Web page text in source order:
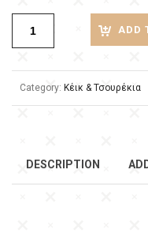
ADD
Category: Κέικ & Τσουρέκια
DESCRIPTION